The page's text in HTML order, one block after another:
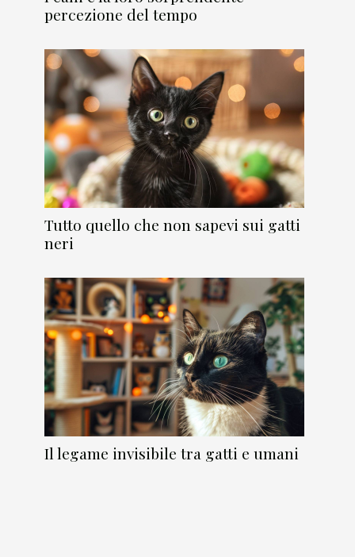
percezione del tempo
Tutto quello che non sapevi sui gatti
neri
Il legame invisibile tra gatti e umani